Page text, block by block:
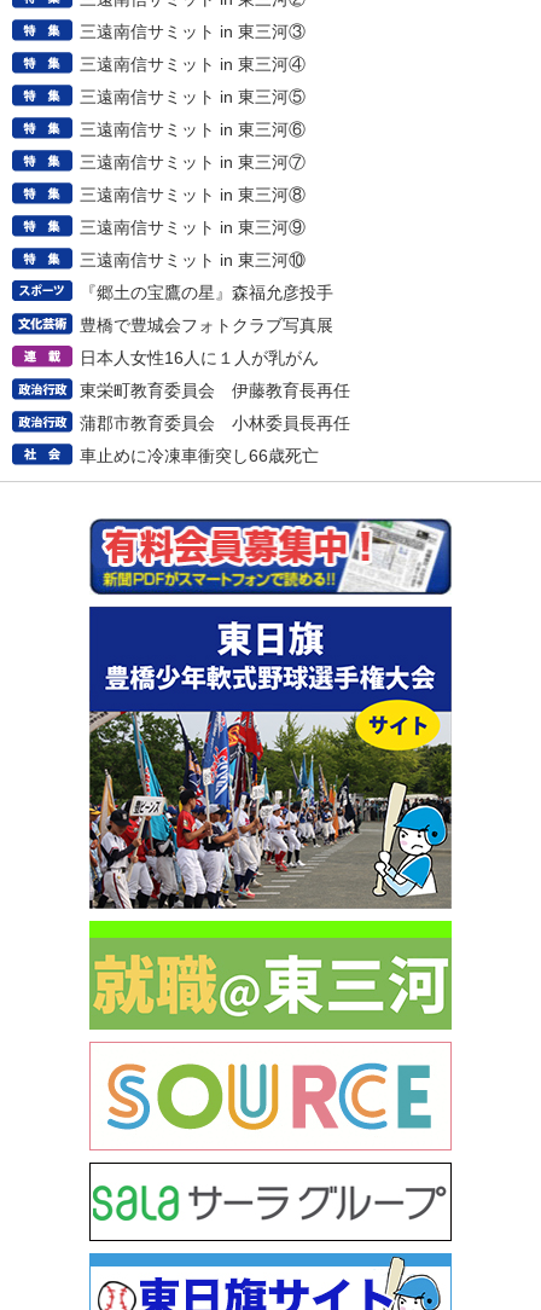
三遠南信サミット in 東三河③
三遠南信サミット in 東三河④
三遠南信サミット in 東三河⑤
三遠南信サミット in 東三河⑥
三遠南信サミット in 東三河⑦
三遠南信サミット in 東三河⑧
三遠南信サミット in 東三河⑨
三遠南信サミット in 東三河⑩
『郷土の宝鷹の星』森福允彦投手
豊橋で豊城会フォトクラブ写真展
日本人女性16人に１人が乳がん
東栄町教育委員会 伊藤教育長再任
蒲郡市教育委員会 小林委員長再任
車止めに冷凍車衝突し66歳死亡